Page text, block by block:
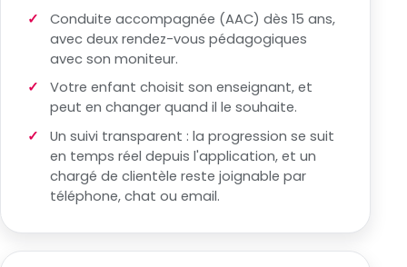
Conduite accompagnée (AAC) dès 15 ans,
avec deux rendez-vous pédagogiques
avec son moniteur.
Votre enfant choisit son enseignant, et
peut en changer quand il le souhaite.
Un suivi transparent : la progression se suit
en temps réel depuis l'application, et un
chargé de clientèle reste joignable par
téléphone, chat ou email.